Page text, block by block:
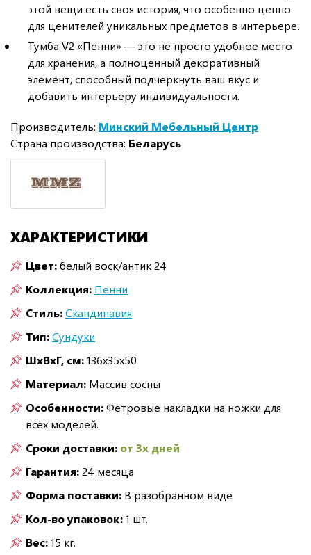
этой вещи есть своя история, что особенно ценно
для ценителей уникальных предметов в интерьере.
Тумба V2 «Пенни» — это не просто удобное место
для хранения, а полноценный декоративный
элемент, способный подчеркнуть ваш вкус и
добавить интерьеру индивидуальности.
Производитель: Минский Мебельный Центр
Страна производства: Беларусь
ХАРАКТЕРИСТИКИ
Цвет:белый воск/антик 24
Коллекция: Пенни
Стиль:Скандинавия
Тип:Сундуки
ШxВxГ, см:136x35x50
Материал: Массив сосны
Особенности:Фетровые накладки на ножки для
всех моделей.
Сроки доставки: от 3х дней
Гарантия:24 месяца
Форма поставки: В разобранном виде
Кол-во упаковок:1 шт.
Вес:15 кг.